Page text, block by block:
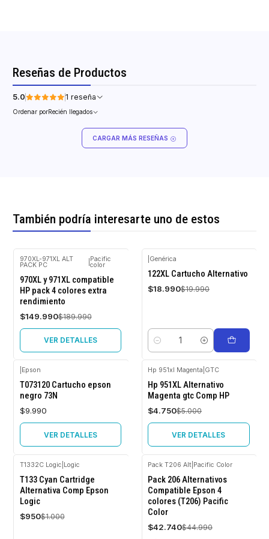
Reseñas de Productos
5.0 1 reseña
Ordenar porRecién llegados
CARGAR MÁS RESEÑAS
También podría interesarte uno de estos
OFF
Agotado
970XL-971XL ALT
PACK PC
Pacific
color
970XL y 971XL compatible
HP pack 4 colores extra
rendimiento
$149.990$189.990
VER DETALLES
-5%
OFF
Genérica
122XL Cartucho Alternativo
$18.990$19.990
Cantidad
Epson
T073120 Cartucho epson
negro 73N
$9.990
VER DETALLES
-5%
OFF
Hp 951xl Magenta GTC
Hp 951XL Alternativo
Magenta gtc Comp HP
$4.750$5.000
VER DETALLES
-5%
OFF
T1332C Logic Logic
T133 Cyan Cartridge
Alternativa Comp Epson
Logic
$950$1.000
-5%
OFF
Pack T206 Alt Pacific Color
Pack 206 Alternativos
Compatible Epson 4
colores (T206) Pacific
Color
$42.740$44.990